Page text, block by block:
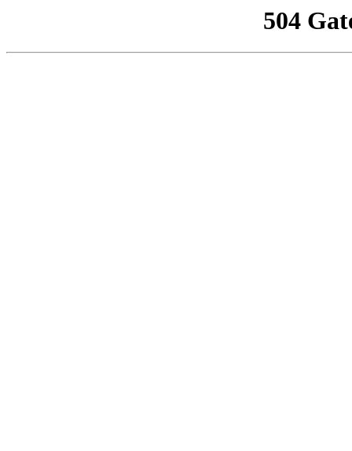
504